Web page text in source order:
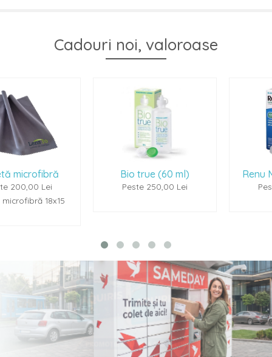
Cadouri noi, valoroase
Bio true (60 ml)
Peste 250,00 Lei
Renu Multiplus
Peste 250,00 Lei